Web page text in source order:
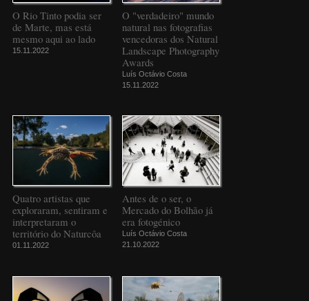
O Rio Tinto podia ser
de Marte, mas está
mesmo aqui ao lado
15.11.2022
O "verdadeiro" mundo
natural nas fotografias
vencedoras dos Natural
Landscape Photography
Awards
Luís Octávio Costa
15.11.2022
Quatro artistas que
exploraram, sentiram e
interpretaram o
território do Naturcôa
01.11.2022
Antes de o ser, o
Mercado do Bolhão já
era fotogénico
Luís Octávio Costa
21.10.2022